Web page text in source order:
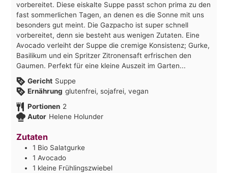
vorbereitet. Diese eiskalte Suppe passt schon prima zu den
fast sommerlichen Tagen, an denen es die Sonne mit uns
besonders gut meint. Die Gazpacho ist super schnell
vorbereitet, denn sie besteht aus wenigen Zutaten. Eine
Avocado verleiht der Suppe die cremige Konsistenz; Gurke,
Basilikum und ein Spritzer Zitronensaft erfrischen den
Gaumen. Perfekt für eine kleine Auszeit im Garten...
Gericht Suppe
Ernährung glutenfrei, sojafrei, vegan
Portionen 2
Autor Helene Holunder
Zutaten
1 Bio Salatgurke
1 Avocado
1 kleine Frühlingszwiebel